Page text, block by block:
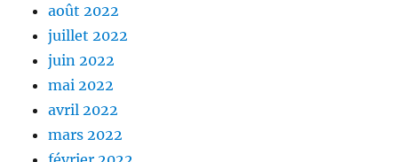
août 2022
juillet 2022
juin 2022
mai 2022
avril 2022
mars 2022